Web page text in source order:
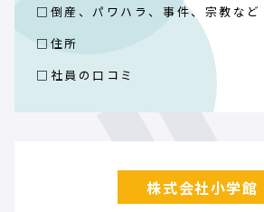
□倒産、パワハラ、事件、宗教など
□住所
□社員の口コミ
株式会社小学館